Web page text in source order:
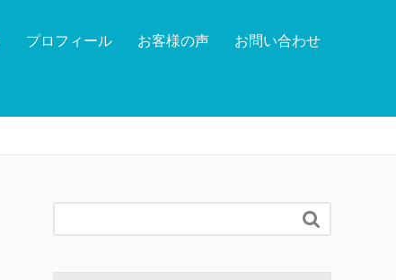
プロフィール お客様の声 お問い合わせ
